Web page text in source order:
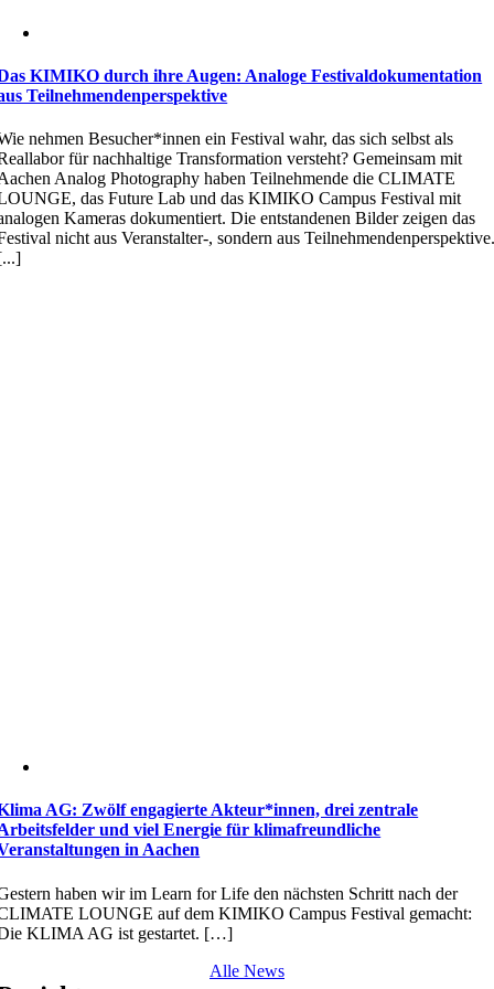
KIMIKO durch ihre Augen: Analoge Festivaldokumentation
Teilnehmendenperspektive
nehmen Besucher*innen ein Festival wahr, das sich selbst als
für nachhaltige Transformation versteht? Gemeinsam mit
Analog Photography haben Teilnehmende die CLIMATE
das Future Lab und das KIMIKO Campus Festival mit
Kameras dokumentiert. Die entstandenen Bilder zeigen das
nicht aus Veranstalter-, sondern aus
AG: Zwölf engagierte Akteur*innen, drei zentrale
und viel Energie für klimafreundliche
in Aachen
haben wir im Learn for Life den nächsten Schritt nach der
LOUNGE auf dem KIMIKO Campus Festival gemacht:
KLIMA AG ist gestartet. […]
Alle News